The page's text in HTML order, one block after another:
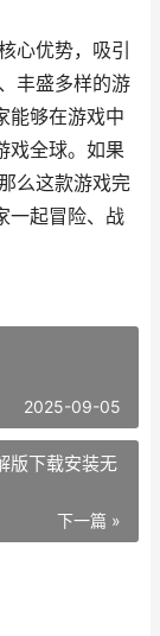
心优势，吸引
丰盛多样的游
能够在游戏中
戏全球。如果
么这款游戏完
一起冒险、战
2025-09-05
版下载安装无
下一篇 »